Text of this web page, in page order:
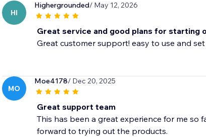
HI
Highergrounded/ May 12, 2026
Great service and good plans for starting
Great customer support! easy to use and
MO
Moe4178/ Dec 20, 2025
Great support team
This has been a great experience for me so
forward to trying out the products.